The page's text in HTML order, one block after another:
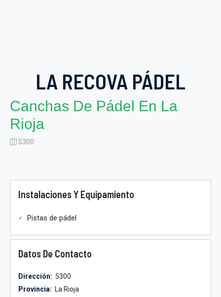
LA RECOVA PÁDEL
Canchas De Pádel En La
Rioja
5300
Instalaciones Y Equipamiento
Pistas de pádel
Datos De Contacto
Dirección: 5300
Provincia: La Rioja